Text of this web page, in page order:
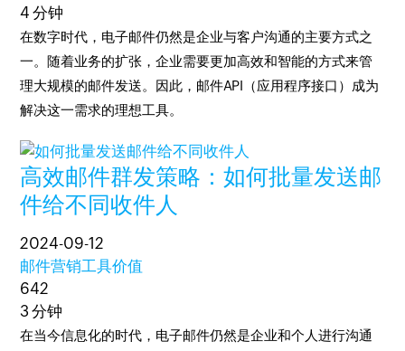
4 分钟
在数字时代，电子邮件仍然是企业与客户沟通的主要方式之
一。随着业务的扩张，企业需要更加高效和智能的方式来管
理大规模的邮件发送。因此，邮件API（应用程序接口）成为
解决这一需求的理想工具。
高效邮件群发策略：如何批量发送邮
件给不同收件人
2024-09-12
邮件营销工具价值
642
3 分钟
在当今信息化的时代，电子邮件仍然是企业和个人进行沟通